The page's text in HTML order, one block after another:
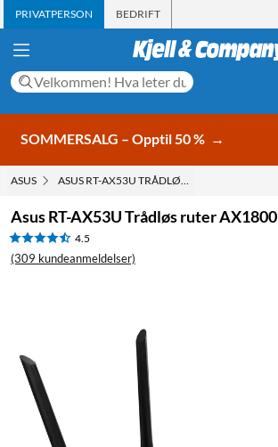
PRIVATPERSON BEDRIFT
SOMMERSALG – Opptil 50 % →
ASUS ASUS RT-AX53U TRÅDLØS RUTER AX1800
Asus RT-AX53U Trådløs ruter AX1800
4.5
(309 kundeanmeldelser)